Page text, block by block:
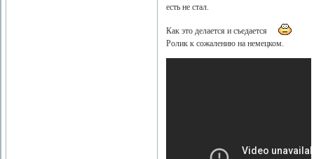
есть не стал.
Как это делается и съедается
Ролик к сожалению на немецком.